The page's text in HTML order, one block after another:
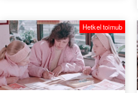
Hetkel toimub